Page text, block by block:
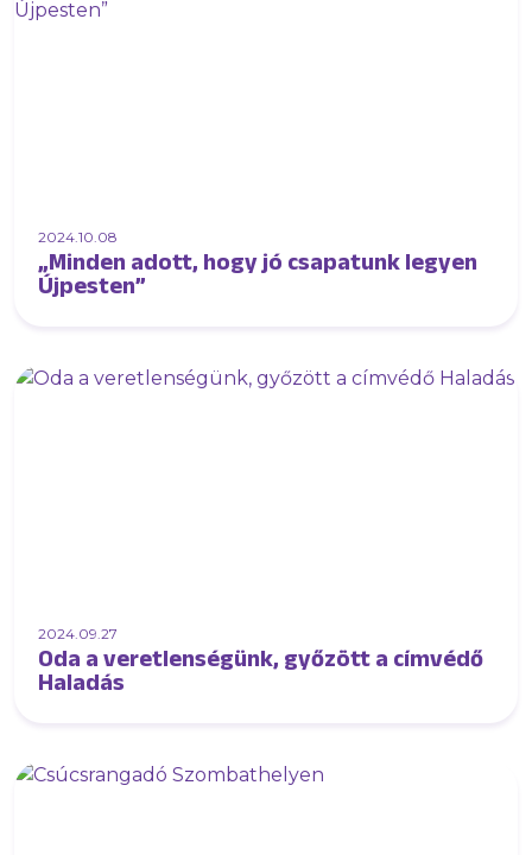
2024.10.08
„Minden adott, hogy jó csapatunk legyen
Újpesten”
2024.09.27
Oda a veretlenségünk, győzött a címvédő
Haladás